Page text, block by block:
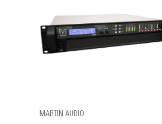
MARTIN AUDIO